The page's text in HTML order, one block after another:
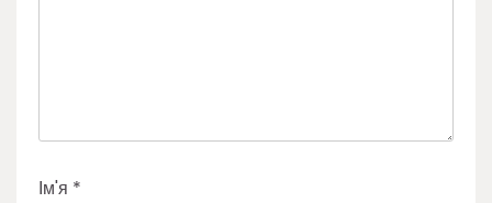
Ім'я *